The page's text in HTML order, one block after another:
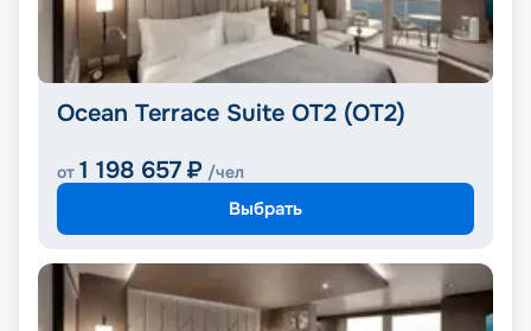
Ocean Terrace Suite OT2 (OT2)
от 1 198 657 ₽ /чел
Выбрать